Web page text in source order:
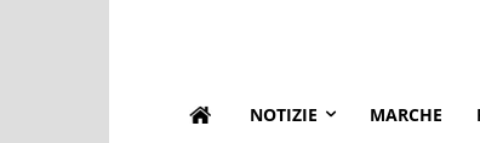
NOTIZIE MARCHE